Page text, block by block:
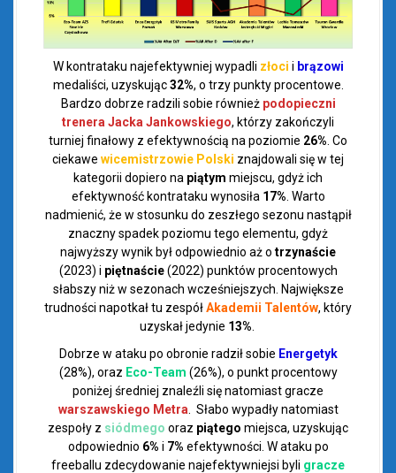
W kontrataku najefektywniej wypadli złoci i brązowi
medaliści, uzyskując32%, o trzy punkty procentowe.
Bardzo dobrze radzili sobie również podopieczni
trenera Jacka Jankowskiego, którzy zakończyli
turniej finałowy z efektywnością na poziomie 26% . Co
ciekawe wicemistrzowie Polski znajdowali się w tej
kategorii dopiero na piątym miejscu, gdyż ich
efektywność kontrataku wynosiła 17% . Warto
nadmienić, że w stosunku do zeszłego sezonu nastąpił
znaczny spadek poziomu tego elementu, gdyż
najwyższy wynik był odpowiednio aż o trzynaście
(2023) i piętnaście(2022) punktów procentowych
słabszy niż w sezonach wcześniejszych. Największe
trudności napotkał tu zespółAkademii Talentów, który
uzyskał jedynie 13%
Dobrze w ataku po obronie radził sobie Energetyk
(28%), oraz Eco-Team (26%), o punkt procentowy
poniżej średniej znaleźli się natomiast gracze
warszawskiego Metra . Słabo wypadły natomiast
zespoły z siódmego oraz piątego miejsca, uzyskując
odpowiednio 6% i 7% efektywności. W ataku po
freeballu zdecydowanie najefektywniejsi byli gracze